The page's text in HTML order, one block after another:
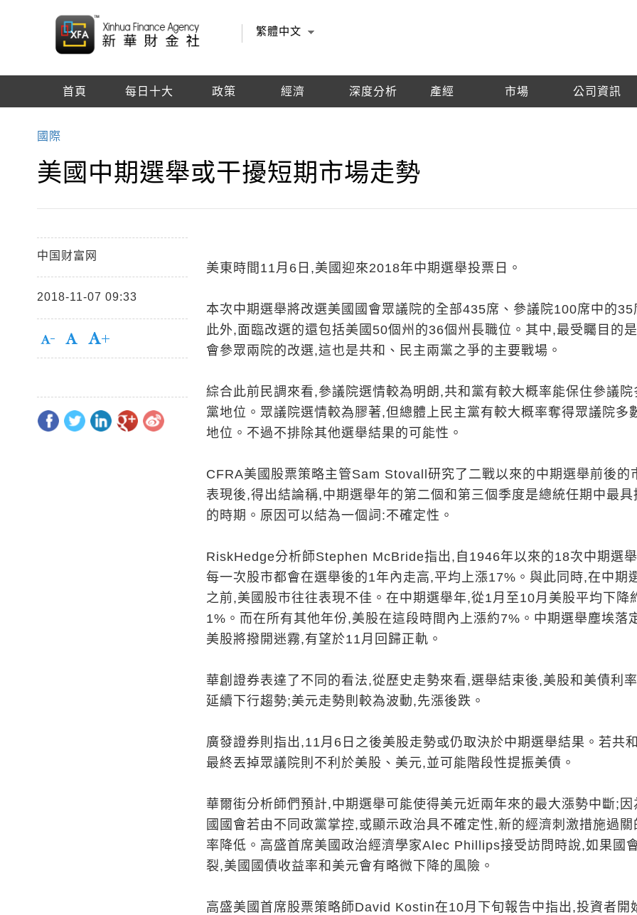
繁體中文
首頁 每日十大 政策 經濟 深度分析 產經 市場 公司資訊
國際
​美國中期選舉或干擾短期市場走勢
中国财富网
2018-11-07 09:33
美東時間11月6日,美國迎來2018年中期選舉投票日。
本次中期選舉將改選美國國會眾議院的全部435席、參議院100席中的35
此外,面臨改選的還包括美國50個州的36個州長職位。其中,最受矚目的
會參眾兩院的改選,這也是共和、民主兩黨之爭的主要戰場。
綜合此前民調來看,參議院選情較為明朗,共和黨有較大概率能保住參議院
黨地位。眾議院選情較為膠著,但總體上民主黨有較大概率奪得眾議院多
地位。不過不排除其他選舉結果的可能性。
CFRA美國股票策略主管Sam Stovall研究了二戰以來的中期選舉前後的
表現後,得出結論稱,中期選舉年的第二個和第三個季度是總統任期中最具
的時期。原因可以結為一個詞:不確定性。
RiskHedge分析師Stephen McBride指出,自1946年以來的18次中期選
每一次股市都會在選舉後的1年內走高,平均上漲17%。與此同時,在中期
之前,美國股市往往表現不佳。在中期選舉年,從1月至10月美股平均下降
1%。而在所有其他年份,美股在這段時間內上漲約7%。中期選舉塵埃落
美股將撥開迷霧,有望於11月回歸正軌。
華創證券表達了不同的看法,從歷史走勢來看,選舉結束後,美股和美債利
延續下行趨勢;美元走勢則較為波動,先漲後跌。
廣發證券則指出,11月6日之後美股走勢或仍取決於中期選舉結果。若共
最終丟掉眾議院則不利於美股、美元,並可能階段性提振美債。
華爾街分析師們預計,中期選舉可能使得美元近兩年來的最大漲勢中斷;因
國國會若由不同政黨掌控,或顯示政治具不確定性,新的經濟刺激措施過關
率降低。高盛首席美國政治經濟學家Alec Phillips接受訪問時說,如果國
裂,美國國債收益率和美元會有略微下降的風險。
高盛美國首席股票策略師David Kostin在10月下旬報告中指出,投資者開